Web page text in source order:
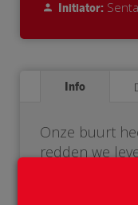
Initiator:
Info
Onze buurt
redden we